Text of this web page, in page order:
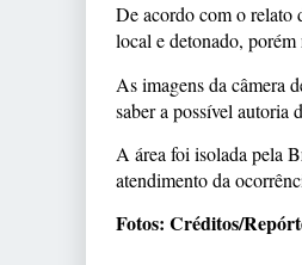
De acordo com o relato
local e detonado, porém
As imagens da câmera
saber a possível autoria
A área foi isolada pela
atendimento da
Fotos: Créditos/